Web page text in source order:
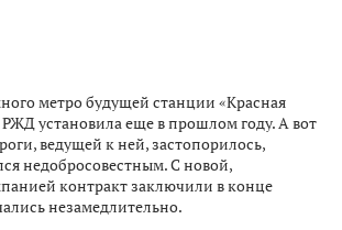
метро будущей станции «Красная
установила еще в прошлом году. А вот
ведущей к ней, застопорилось,
недобросовестным. С новой,
контракт заключили в конце
незамедлительно.